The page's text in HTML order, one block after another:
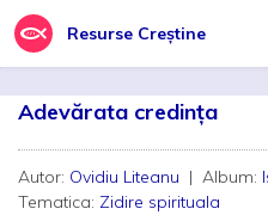
Resurse Creștine
Adevărata credința
Autor: Ovidiu Liteanu | Album:
Tematica: Zidire spirituala